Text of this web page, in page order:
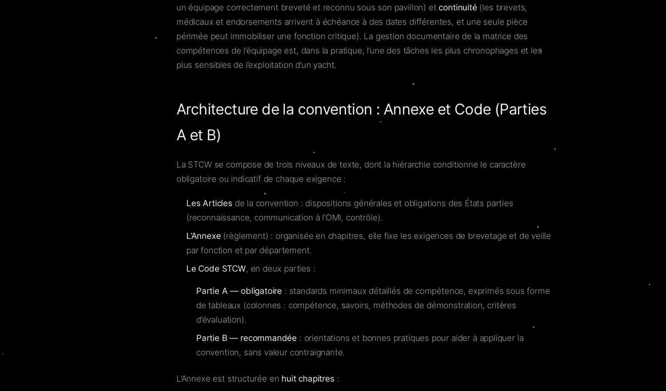
un équipage correctement breveté et reconnu sous son pavillon) etcontinuité (les brevets,
médicaux et endorsements arrivent à échéance à des dates différentes, et une seule pièce
périmée peut immobiliser une fonction critique). La gestion documentaire de la matrice des
compétences de l’équipage est, dans la pratique, l’une des tâches les plus chronophages et les
plus sensibles de l’exploitation d’un yacht.
Architecture de la convention : Annexe et Code (Parties
A et B)
La STCW se compose de trois niveaux de texte, dont la hiérarchie conditionne le caractère
obligatoire ou indicatif de chaque exigence :
Les Articles de la convention : dispositions générales et obligations des États parties
(reconnaissance, communication à l’OMI, contrôle).
L’Annexe (règlement) : organisée en chapitres, elle fixe les exigences de brevetage et de veille
par fonction et par département.
Le Code STCW, en deux parties :
Partie A — obligatoire : standards minimaux détaillés de compétence, exprimés sous forme
de tableaux (colonnes : compétence, savoirs, méthodes de démonstration, critères
d’évaluation).
Partie B — recommandée : orientations et bonnes pratiques pour aider à appliquer la
convention, sans valeur contraignante.
L’Annexe est structurée en huit chapitres :